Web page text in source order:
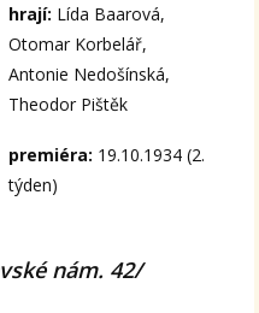
hrají: Lída Baarová,
Otomar Korbelář,
Antonie Nedošínská,
Theodor Pištěk
premiéra: 19.10.1934 (2.
týden)
nám. 42/